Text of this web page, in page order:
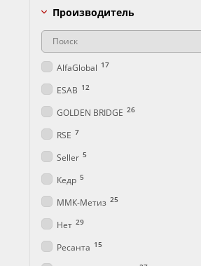
Производитель
AlfaGlobal 17
ESAB 12
GOLDEN BRIDGE 26
RSE 7
Seller 5
Кедр 5
ММК-Метиз 25
Нет 29
Ресанта 15